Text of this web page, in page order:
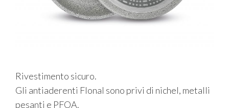
Rivestimento sicuro.
Gli antiaderenti Flonal sono privi di nichel, metalli
pesanti e PFOA.